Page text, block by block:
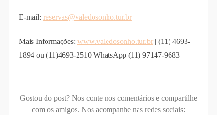
E-mail: reservas@valedosonho.tur.br
Mais Informações: www.valedosonho.tur.br| (11) 4693-
1894 ou (11)4693-2510 WhatsApp (11) 97147-9683
Gostou do post? Nos conte nos comentários e compartilhe
com os amigos. Nos acompanhe nas redes sociais: